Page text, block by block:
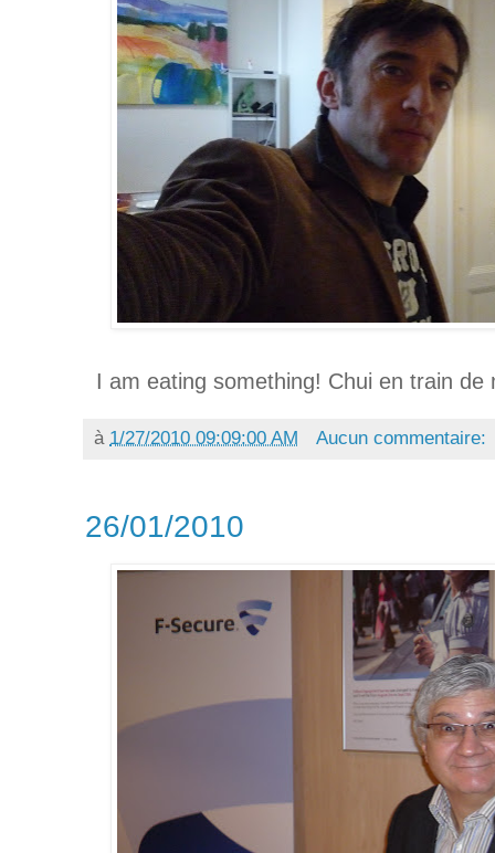
I am eating something! Chui en train de
à 1/27/2010 09:09:00 AM Aucun commentaire:
26/01/2010